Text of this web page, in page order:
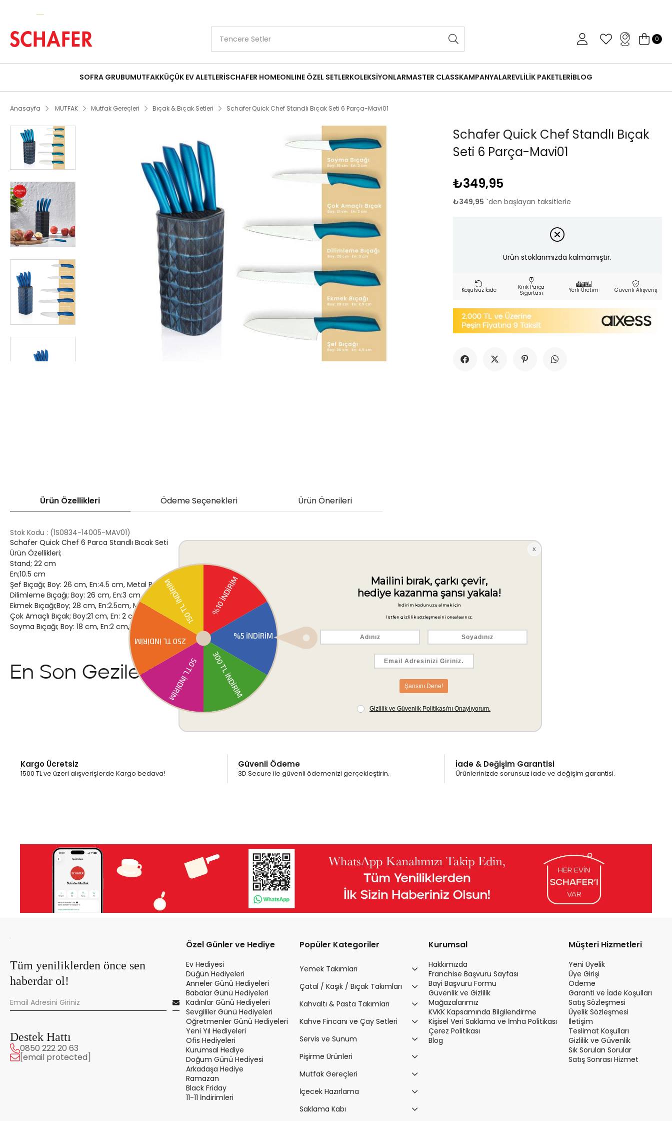
0
SOFRA GRUBUMUTFAKKÜÇÜK EV ALETLERİSCHAFER HOMEONLINE ÖZEL SETLERKOLEKSİYONLARMASTER CLASSKAMPANYALAREVLİLİK PAKETLERİBLOG
Anasayfa MUTFAK Mutfak Gereçleri Bıçak & Bıçak Setleri Schafer Quick Chef Standlı Bıçak Seti 6 Parça-Mavi01
Schafer Quick Chef Standlı Bıçak
Seti 6 Parça-Mavi01
₺349,95
₺349,95 `den başlayan taksitlerle
Ürün stoklarımızda kalmamıştır.
Koşulsuz İade
Kırık Parça
Sigortası
Yerli Üretim Güvenli Alışveriş
Ürün Özellikleri Ödeme Seçenekleri Ürün Önerileri
Stok Kodu
(1S0834-14005-MAV01)
Schafer Quick Chef 6 Parca Standlı Bıcak Seti
Ürün Özellikleri;
Stand; 22 cm
En;10.5 cm
Şef Bıçağı; Boy: 26 cm, En:4.5 cm, Metal Bıçak Kısmı: 14 cm, Tutma Yeri:12 cm
Dilimleme Bıçağı; Boy: 26 cm, En:3 cm, Metal Bıçak Kısmı: 14cm, Tutma Yeri:12 cm
Ekmek Bıçağı;Boy; 28 cm, En:2.5cm, Metal Bıçak Kısmı:16 cm, Tutma Yeri:12,5 cm
Çok Amaçlı Bıçak; Boy:21 cm, En: 2 cm, Metal Bıçak Kısmı: 11 cm, Tutma Yeri:10 cm
Soyma Bıçağı; Boy: 18 cm, En:2 cm,Metal Bıçak Kısmı:8 cm, Tutma Yeri: 9 cm
En Son Gezilenler
Kargo Ücretsiz
1500 TL ve üzeri alışverişlerde Kargo bedava!
Güvenli Ödeme
3D Secure ile güvenli ödemenizi gerçekleştirin.
İade & Değişim Garantisi
Ürünlerinizde sorunsuz iade ve değişim garantisi.
Tüm yeniliklerden önce sen
haberdar ol!
Destek Hattı
0850 222 20 63
[email protected]
Özel Günler ve Hediye
Ev Hediyesi
Düğün Hediyeleri
Anneler Günü Hediyeleri
Babalar Günü Hediyeleri
Kadınlar Günü Hediyeleri
Sevgililer Günü Hediyeleri
Öğretmenler Günü Hediyeleri
Yeni Yıl Hediyeleri
Ofis Hediyeleri
Kurumsal Hediye
Doğum Günü Hediyesi
Arkadaşa Hediye
Ramazan
Black Friday
11-11 İndirimleri
Popüler Kategoriler
Yemek Takımları
Çatal / Kaşık / Bıçak Takımları
Kahvaltı & Pasta Takımları
Kahve Fincanı ve Çay Setleri
Servis ve Sunum
Pişirme Ürünleri
Mutfak Gereçleri
İçecek Hazırlama
Saklama Kabı
Kurumsal
Hakkımızda
Franchise Başvuru Sayfası
Bayi Başvuru Formu
Güvenlik ve Gizlilik
Mağazalarımız
KVKK Kapsamında Bilgilendirme
Kişisel Veri Saklama ve İmha Politikası
Çerez Politikası
Blog
Müşteri Hizmetleri
Yeni Üyelik
Üye Girişi
Ödeme
Garanti ve İade Koşulları
Satış Sözleşmesi
Üyelik Sözleşmesi
İletişim
Teslimat Koşulları
Gizlilik ve Güvenlik
Sık Sorulan Sorular
Satış Sonrası Hizmet
Schafer Quick Chef Standlı Bıçak Seti 6 Parça-Mavi01 ₺349,95